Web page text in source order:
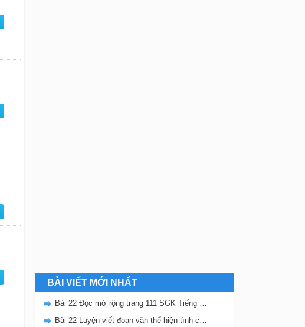
BÀI VIẾT MỚI NHẤT
Bài 22 Đọc mở rộng trang 111 SGK Tiếng Việt 5 Kết nối tri thức tập 2
Bài 22 Luyện viết đoạn văn thể hiện tình cảm, cảm xúc về một sự việc trang 111 SGK Tiếng Việt 5 Kết nối tri thức tập 2